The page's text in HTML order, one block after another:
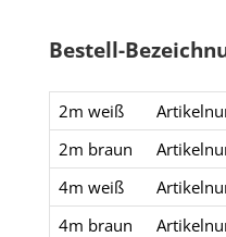
Bestell-
2m weiß
2m braun
4m weiß
4m braun